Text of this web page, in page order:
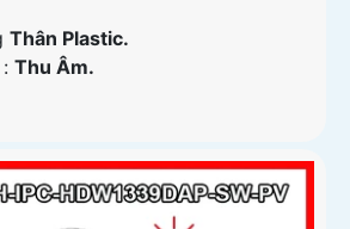
Thân Plastic.
Thu Âm.